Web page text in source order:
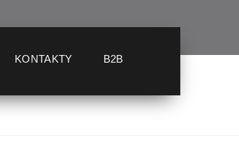
KONTAKTY B2B